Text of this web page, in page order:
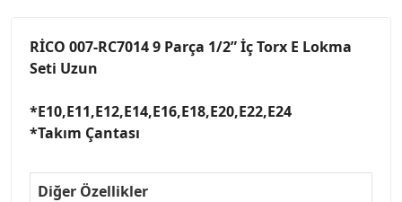
RİCO 007-RC7014 9 Parça 1/2” İç Torx E Lokma
Seti Uzun
*E10,E11,E12,E14,E16,E18,E20,E22,E24
*Takım Çantası
Diğer Özellikler